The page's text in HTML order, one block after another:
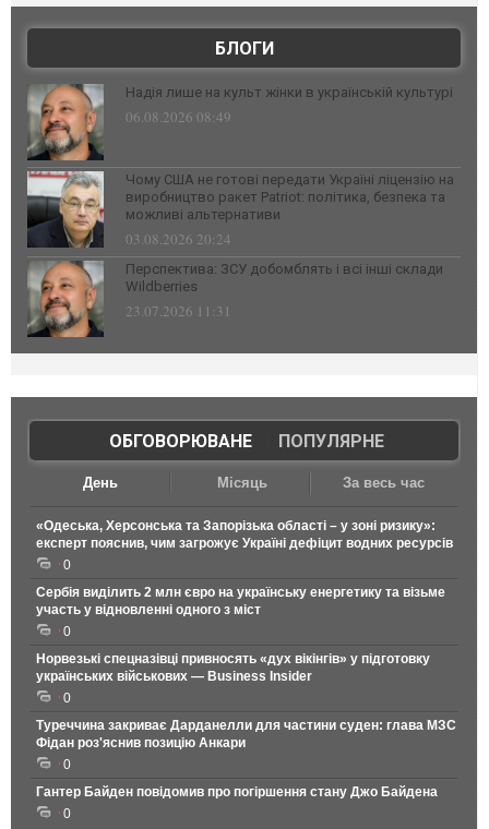
БЛОГИ
Надія лише на культ жінки в українській культурі
06.08.2026 08:49
Чому США не готові передати Україні ліцензію на
виробництво ракет Patriot: політика, безпека та
можливі альтернативи
03.08.2026 20:24
Перспектива: ЗСУ добомблять і всі інші склади
Wildberries
23.07.2026 11:31
ОБГОВОРЮВАНЕ| ПОПУЛЯРНЕ
День Місяць За весь час
«Одеська, Херсонська та Запорізька області – у зоні ризику»:
експерт пояснив, чим загрожує Україні дефіцит водних ресурсів
0
Сербія виділить 2 млн євро на українську енергетику та візьме
участь у відновленні одного з міст
0
Норвезькі спецназівці привносять «дух вікінгів» у підготовку
українських військових — Business Insider
0
Туреччина закриває Дарданелли для частини суден: глава МЗС
Фідан роз'яснив позицію Анкари
0
Гантер Байден повідомив про погіршення стану Джо Байдена
0